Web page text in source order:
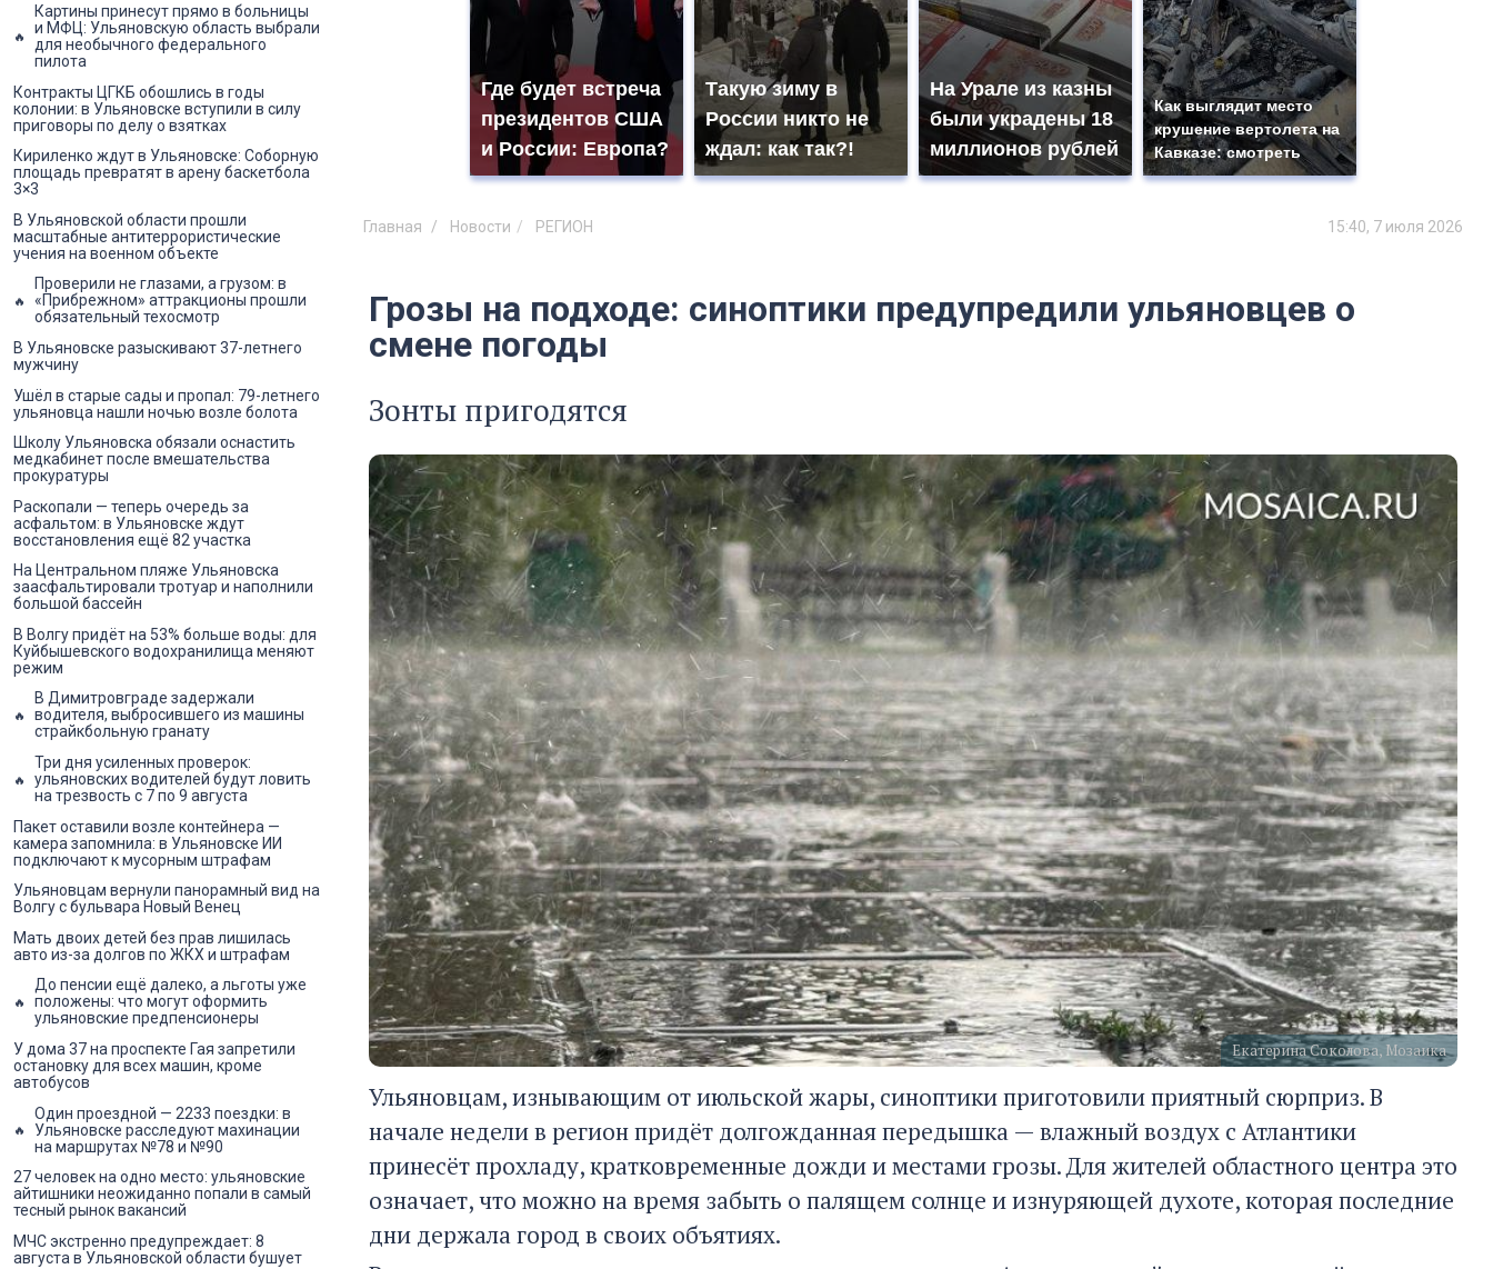
Где будет встреча
президентов США
и России: Европа?
Такую зиму в
России никто не
ждал: как так?!
На Урале из казны
были украдены 18
миллионов рублей
Как выглядит место
крушение вертолета на
Кавказе: смотреть
Главная Новости РЕГИОН 15:40, 7 июля 2026
Грозы на подходе: синоптики предупредили ульяновцев о
смене погоды
Зонты пригодятся
Екатерина Соколова, Мозаика
Ульяновцам, изнывающим от июльской жары, синоптики приготовили приятный сюрприз. В
начале недели в регион придёт долгожданная передышка — влажный воздух с Атлантики
принесёт прохладу, кратковременные дожди и местами грозы. Для жителей областного центра это
означает, что можно на время забыть о палящем солнце и изнуряющей духоте, которая последние
дни держала город в своих объятиях.
Картины принесут прямо в больницы
и МФЦ: Ульяновскую область выбрали
для необычного федерального
пилота
Контракты ЦГКБ обошлись в годы
колонии: в Ульяновске вступили в силу
приговоры по делу о взятках
Кириленко ждут в Ульяновске: Соборную
площадь превратят в арену баскетбола
3×3
В Ульяновской области прошли
масштабные антитеррористические
учения на военном объекте
Проверили не глазами, а грузом: в
«Прибрежном» аттракционы прошли
обязательный техосмотр
В Ульяновске разыскивают 37-летнего
мужчину
Ушёл в старые сады и пропал: 79-летнего
ульяновца нашли ночью возле болота
Школу Ульяновска обязали оснастить
медкабинет после вмешательства
прокуратуры
Раскопали — теперь очередь за
асфальтом: в Ульяновске ждут
восстановления ещё 82 участка
На Центральном пляже Ульяновска
заасфальтировали тротуар и наполнили
большой бассейн
В Волгу придёт на 53% больше воды: для
Куйбышевского водохранилища меняют
режим
В Димитровграде задержали
водителя, выбросившего из машины
страйкбольную гранату
Три дня усиленных проверок:
ульяновских водителей будут ловить
на трезвость с 7 по 9 августа
Пакет оставили возле контейнера —
камера запомнила: в Ульяновске ИИ
подключают к мусорным штрафам
Ульяновцам вернули панорамный вид на
Волгу с бульвара Новый Венец
Мать двоих детей без прав лишилась
авто из-за долгов по ЖКХ и штрафам
До пенсии ещё далеко, а льготы уже
положены: что могут оформить
ульяновские предпенсионеры
У дома 37 на проспекте Гая запретили
остановку для всех машин, кроме
автобусов
Один проездной — 2233 поездки: в
Ульяновске расследуют махинации
на маршрутах №78 и №90
27 человек на одно место: ульяновские
айтишники неожиданно попали в самый
тесный рынок вакансий
МЧС экстренно предупреждает: 8
августа в Ульяновской области бушует